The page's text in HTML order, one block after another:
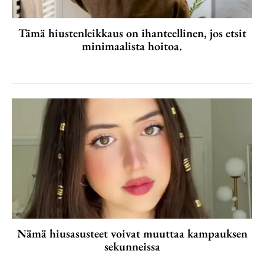
Tämä hiustenleikkaus on ihanteellinen, jos etsit
minimaalista hoitoa.
Nämä hiusasusteet voivat muuttaa kampauksen
sekunneissa